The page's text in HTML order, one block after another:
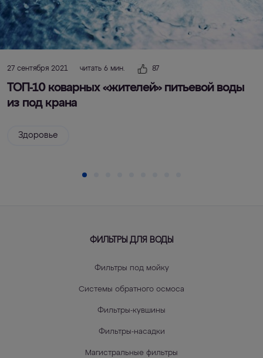
27 сентября 2021 читать 6 мин. 87
ТОП-10 коварных «жителей» питьевой воды
из под крана
Здоровье
ФИЛЬТРЫ ДЛЯ ВОДЫ
Фильтры под мойку
Системы обратного осмоса
Фильтры-кувшины
Фильтры-насадки
Магистральные фильтры